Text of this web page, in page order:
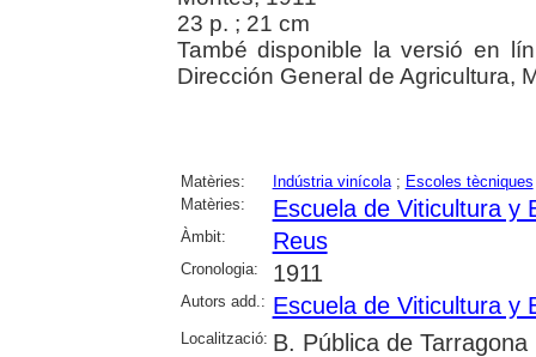
23 p. ; 21 cm
També disponible la versió en
Dirección General de Agricultura,
Matèries: Indústria vinícola; Escoles tècniques
Matèries:
Escuela de Viticultura y
Àmbit: Reus
Cronologia: 1911
Autors add.: Escuela de Viticultura y
Localització: B. Pública de Tarragona